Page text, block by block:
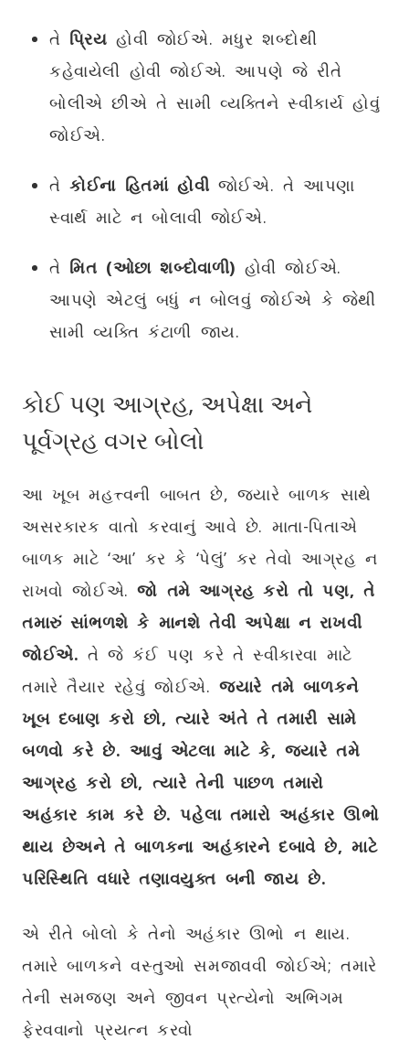
તે પ્રિય હોવી જોઈએ. મધુર શબ્દોથી
કહેવાયેલી હોવી જોઈએ. આપણે જે રીતે
બોલીએ છીએ તે સામી વ્યક્તિને સ્વીકાર્ય હોવું
જોઈએ.
તેકોઈના હિતમાં હોવી જોઈએ. તે આપણા
સ્વાર્થ માટે ન બોલાવી જોઈએ.
તે મિત (ઓછા શબ્દોવાળી) હોવી જોઈએ.
આપણે એટલું બધું ન બોલવું જોઈએ કે જેથી
સામી વ્યક્તિ કંટાળી જાય.
કોઈ પણ આગ્રહ, અપેક્ષા અને
પૂર્વગ્રહ વગર બોલો
આ ખૂબ મહત્ત્વની બાબત છે, જ્યારે બાળક સાથે
અસરકારક વાતો કરવાનું આવે છે. માતા-પિતાએ
બાળક માટે ‘આ’ કર કે ‘પેલું’ કર તેવો આગ્રહ ન
રાખવો જોઈએ.જો તમે આગ્રહ કરો તો પણ, તે
તમારું સાંભળશે કે માનશે તેવી અપેક્ષા ન રાખવી
જોઈએ. તે જે કંઈ પણ કરે તે સ્વીકારવા માટે
તમારે તૈયાર રહેવું જોઈએ.જ્યારે તમે બાળકને
ખૂબ દબાણ કરો છો, ત્યારે અંતે તે તમારી સામે
બળવો કરે છે. આવું એટલા માટે કે, જ્યારે તમે
આગ્રહ કરો છો, ત્યારે તેની પાછળ તમારો
અહંકાર કામ કરે છે. પહેલા તમારો અહંકાર ઊભો
થાય છેઅને તે બાળકના અહંકારને દબાવે છે,માટે
પરિસ્થિતિ વધારે તણાવયુક્ત બની જાય છે.
એ રીતે બોલો કે તેનો અહંકાર ઊભો ન થાય.
તમારે બાળકને વસ્તુઓ સમજાવવી જોઈએ; તમારે
તેની સમજણ અને જીવન પ્રત્યેનો અભિગમ
ફેરવવાનો પ્રયત્ન કરવો